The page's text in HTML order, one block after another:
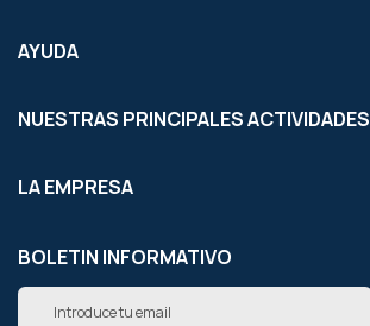
AYUDA
NUESTRAS PRINCIPALES ACTIVIDADES
LA EMPRESA
BOLETIN INFORMATIVO
Inscríbete